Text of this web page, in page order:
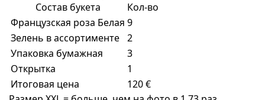
Состав букета
Кол-во
Французская роза Белая 9
Зелень в ассортименте 2
Упаковка бумажная
3
Открытка
1
Итоговая цена
120 €